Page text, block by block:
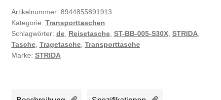
Artikelnummer: 8944855891913
Kategorie: Transporttaschen
Schlagwörter: de, Reisetasche, ST-BB-005-S30X, STRIDA,
Tasche, Tragetasche, Transporttasche
Marke: STRIDA